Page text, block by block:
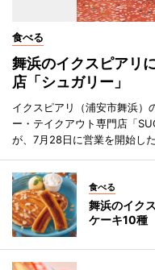
食べる
舞浜のイクスピアリ
店「シュガリー」
イクスピアリ（浦安市舞浜）
ー・テイクアウト専門店「
が、7月28日に営業を開始した
食べる
舞浜のイク
ケーキ10種